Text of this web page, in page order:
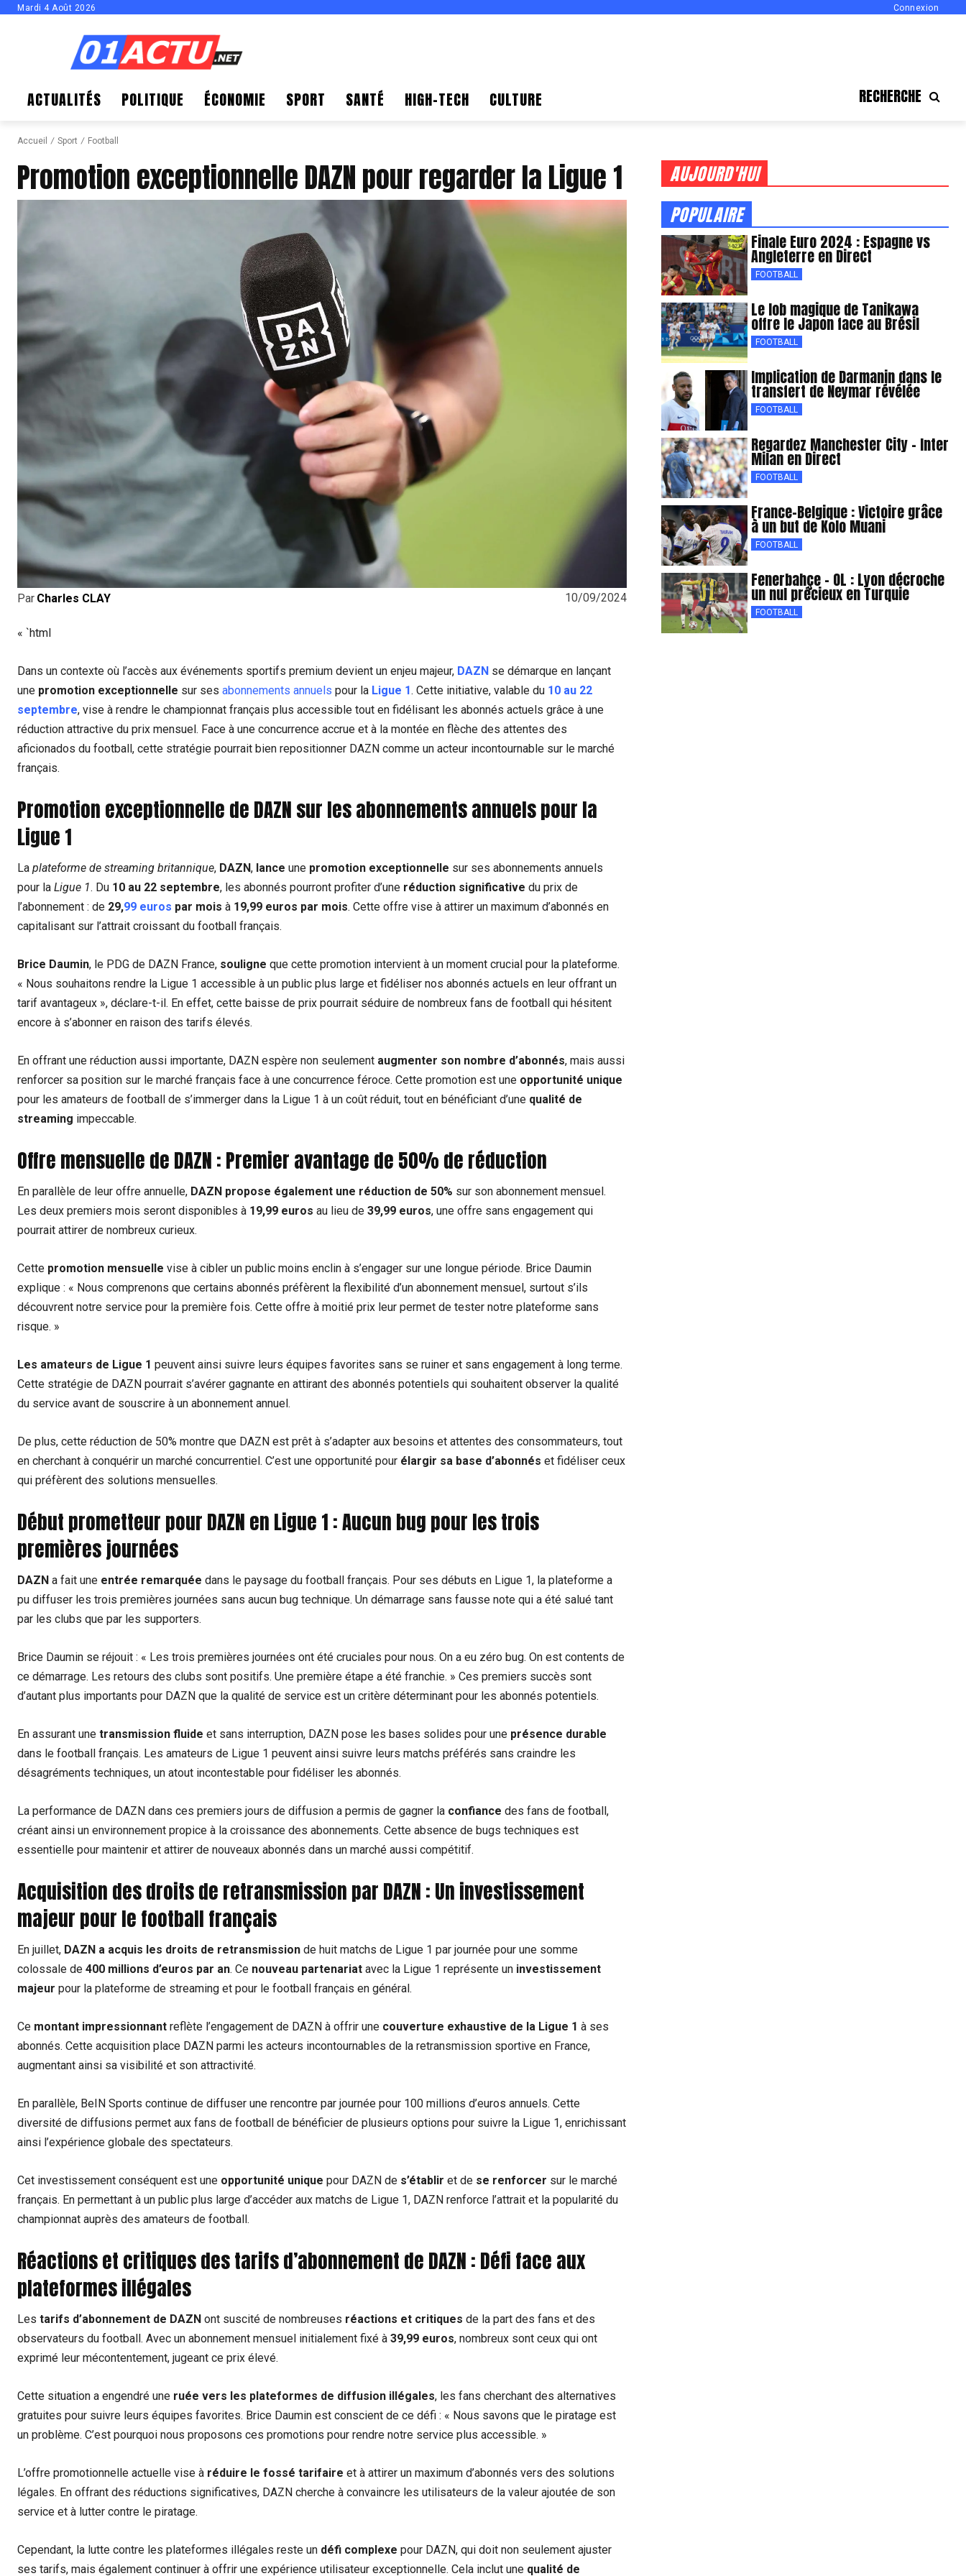
Mardi 4 Août 2026 Connexion
ACTUALITÉS POLITIQUE ÉCONOMIE SPORT SANTÉ HIGH-TECH CULTURE RECHERCHE
Accueil Sport Football
Promotion exceptionnelle DAZN pour regarder la Ligue 1
10/09/2024
Par Charles CLAY
« `html
Dans un contexte où l’accès aux événements sportifs premium devient un enjeu majeur, DAZN se démarque en lançant
une promotion exceptionnelle sur ses abonnements annuels pour la Ligue 1. Cette initiative, valable du 10 au 22
septembre, vise à rendre le championnat français plus accessible tout en fidélisant les abonnés actuels grâce à une
réduction attractive du prix mensuel. Face à une concurrence accrue et à la montée en flèche des attentes des
aficionados du football, cette stratégie pourrait bien repositionner DAZN comme un acteur incontournable sur le marché
français.
Promotion exceptionnelle de DAZN sur les abonnements annuels pour la
Ligue 1
La plateforme de streaming britannique, DAZN, lance une promotion exceptionnelle sur ses abonnements annuels
pour la Ligue 1. Du 10 au 22 septembre, les abonnés pourront profiter d’une réduction significative du prix de
l’abonnement : de 29,99 euros par mois à 19,99 euros par mois. Cette offre vise à attirer un maximum d’abonnés en
capitalisant sur l’attrait croissant du football français.
Brice Daumin, le PDG de DAZN France, souligne que cette promotion intervient à un moment crucial pour la plateforme.
« Nous souhaitons rendre la Ligue 1 accessible à un public plus large et fidéliser nos abonnés actuels en leur offrant un
tarif avantageux », déclare-t-il. En effet, cette baisse de prix pourrait séduire de nombreux fans de football qui hésitent
encore à s’abonner en raison des tarifs élevés.
En offrant une réduction aussi importante, DAZN espère non seulement augmenter son nombre d’abonnés, mais aussi
renforcer sa position sur le marché français face à une concurrence féroce. Cette promotion est une opportunité unique
pour les amateurs de football de s’immerger dans la Ligue 1 à un coût réduit, tout en bénéficiant d’une qualité de
streaming impeccable.
Offre mensuelle de DAZN : Premier avantage de 50% de réduction
En parallèle de leur offre annuelle, DAZN propose également une réduction de 50% sur son abonnement mensuel.
Les deux premiers mois seront disponibles à 19,99 euros au lieu de 39,99 euros, une offre sans engagement qui
pourrait attirer de nombreux curieux.
Cette promotion mensuelle vise à cibler un public moins enclin à s’engager sur une longue période. Brice Daumin
explique : « Nous comprenons que certains abonnés préfèrent la flexibilité d’un abonnement mensuel, surtout s’ils
découvrent notre service pour la première fois. Cette offre à moitié prix leur permet de tester notre plateforme sans
risque. »
Les amateurs de Ligue 1 peuvent ainsi suivre leurs équipes favorites sans se ruiner et sans engagement à long terme.
Cette stratégie de DAZN pourrait s’avérer gagnante en attirant des abonnés potentiels qui souhaitent observer la qualité
du service avant de souscrire à un abonnement annuel.
De plus, cette réduction de 50% montre que DAZN est prêt à s’adapter aux besoins et attentes des consommateurs, tout
en cherchant à conquérir un marché concurrentiel. C’est une opportunité pour élargir sa base d’abonnés et fidéliser ceux
qui préfèrent des solutions mensuelles.
Début prometteur pour DAZN en Ligue 1 : Aucun bug pour les trois
premières journées
DAZN a fait une entrée remarquée dans le paysage du football français. Pour ses débuts en Ligue 1, la plateforme a
pu diffuser les trois premières journées sans aucun bug technique. Un démarrage sans fausse note qui a été salué tant
par les clubs que par les supporters.
Brice Daumin se réjouit : « Les trois premières journées ont été cruciales pour nous. On a eu zéro bug. On est contents de
ce démarrage. Les retours des clubs sont positifs. Une première étape a été franchie. » Ces premiers succès sont
d’autant plus importants pour DAZN que la qualité de service est un critère déterminant pour les abonnés potentiels.
En assurant une transmission fluide et sans interruption, DAZN pose les bases solides pour une présence durable
dans le football français. Les amateurs de Ligue 1 peuvent ainsi suivre leurs matchs préférés sans craindre les
désagréments techniques, un atout incontestable pour fidéliser les abonnés.
La performance de DAZN dans ces premiers jours de diffusion a permis de gagner la confiance des fans de football,
créant ainsi un environnement propice à la croissance des abonnements. Cette absence de bugs techniques est
essentielle pour maintenir et attirer de nouveaux abonnés dans un marché aussi compétitif.
Acquisition des droits de retransmission par DAZN : Un investissement
majeur pour le football français
En juillet, DAZN a acquis les droits de retransmission de huit matchs de Ligue 1 par journée pour une somme
colossale de 400 millions d’euros par an. Ce nouveau partenariat avec la Ligue 1 représente un investissement
majeur pour la plateforme de streaming et pour le football français en général.
Ce montant impressionnant reflète l’engagement de DAZN à offrir une couverture exhaustive de la Ligue 1 à ses
abonnés. Cette acquisition place DAZN parmi les acteurs incontournables de la retransmission sportive en France,
augmentant ainsi sa visibilité et son attractivité.
En parallèle, BeIN Sports continue de diffuser une rencontre par journée pour 100 millions d’euros annuels. Cette
diversité de diffusions permet aux fans de football de bénéficier de plusieurs options pour suivre la Ligue 1, enrichissant
ainsi l’expérience globale des spectateurs.
Cet investissement conséquent est une opportunité unique pour DAZN de s’établir et de se renforcer sur le marché
français. En permettant à un public plus large d’accéder aux matchs de Ligue 1, DAZN renforce l’attrait et la popularité du
championnat auprès des amateurs de football.
Réactions et critiques des tarifs d’abonnement de DAZN : Défi face aux
plateformes illégales
Les tarifs d’abonnement de DAZN ont suscité de nombreuses réactions et critiques de la part des fans et des
observateurs du football. Avec un abonnement mensuel initialement fixé à 39,99 euros, nombreux sont ceux qui ont
exprimé leur mécontentement, jugeant ce prix élevé.
Cette situation a engendré une ruée vers les plateformes de diffusion illégales, les fans cherchant des alternatives
gratuites pour suivre leurs équipes favorites. Brice Daumin est conscient de ce défi : « Nous savons que le piratage est
un problème. C’est pourquoi nous proposons ces promotions pour rendre notre service plus accessible. »
L’offre promotionnelle actuelle vise à réduire le fossé tarifaire et à attirer un maximum d’abonnés vers des solutions
légales. En offrant des réductions significatives, DAZN cherche à convaincre les utilisateurs de la valeur ajoutée de son
service et à lutter contre le piratage.
Cependant, la lutte contre les plateformes illégales reste un défi complexe pour DAZN, qui doit non seulement ajuster
ses tarifs, mais également continuer à offrir une expérience utilisateur exceptionnelle. Cela inclut une qualité de
AUJOURD'HUI
POPULAIRE
Finale Euro 2024 : Espagne vs
Angleterre en Direct
FOOTBALL
Le lob magique de Tanikawa
offre le Japon face au Brésil
FOOTBALL
Implication de Darmanin dans le
transfert de Neymar révélée
FOOTBALL
Regardez Manchester City – Inter
Milan en Direct
FOOTBALL
France-Belgique : Victoire grâce
à un but de Kolo Muani
FOOTBALL
Fenerbahçe – OL : Lyon décroche
un nul précieux en Turquie
FOOTBALL